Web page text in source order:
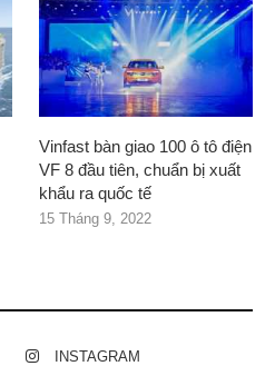
Vinfast bàn giao 100 ô tô điện
VF 8 đầu tiên, chuẩn bị xuất
khẩu ra quốc tế
15 Tháng 9, 2022
INSTAGRAM